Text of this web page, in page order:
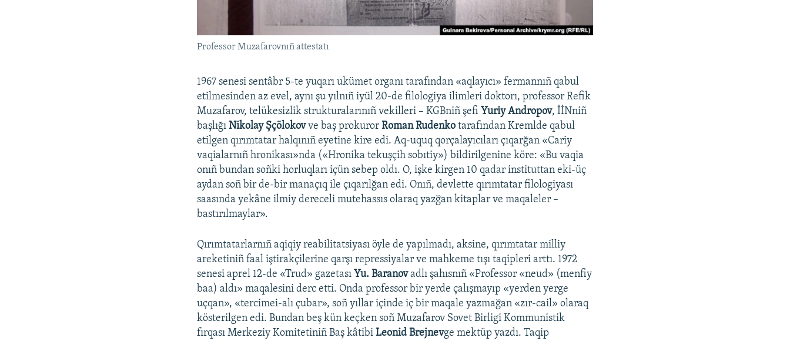
Professor Muzafarovnıñ attestatı
1967 senesi sentâbr 5-te yuqarı ukümet organı tarafından «aqlayıcı» fermannıñ qabul
etilmesinden az evel, aynı şu yılnıñ iyül 20-de filologiya ilimleri doktorı, professor Refik
Muzafarov, telükesizlik strukturalarınıñ vekilleri – KGBniñ şefi Yuriy Andropov, İİNniñ
başlığıNikolay Şçölokovve baş prokurorRoman Rudenko tarafından Kremlde qabul
etilgen qırımtatar halqınıñ eyetine kire edi. Aq-uquq qorçalayıcıları çıqarğan «Cariy
vaqialarnıñ hronikası»nda («Hronika tekuşçih sobıtiy») bildirilgenine köre: «Bu vaqia
onıñ bundan soñki horluqları içün sebep oldı. O, işke kirgen 10 qadar instituttan eki-üç
aydan soñ bir de-bir manaçıq ile çıqarılğan edi. Onıñ, devlette qırımtatar filologiyası
saasında yekâne ilmiy dereceli mutehassıs olaraq yazğan kitaplar ve maqaleler –
bastırılmaylar».
Qırımtatarlarnıñ aqiqiy reabilitatsiyası öyle de yapılmadı, aksine, qırımtatar milliy
areketiniñ faal iştirakçilerine qarşı repressiyalar ve mahkeme tışı taqipleri arttı. 1972
senesi aprel 12-de «Trud» gazetası Yu. Baranovadlı şahısnıñ «Professor «neud» (menfiy
baa) aldı» maqalesini derc etti. Onda professor bir yerde çalışmayıp «yerden yerge
uçqan», «tercimei-alı çubar», soñ yıllar içinde iç bir maqale yazmağan «zır-cail» olaraq
kösterilgen edi. Bundan beş kün keçken soñ Muzafarov Sovet Birligi Kommunistik
fırqası Merkeziy Komitetiniñ Baş kâtibiLeonid Brejnevge mektüp yazdı. Taqip